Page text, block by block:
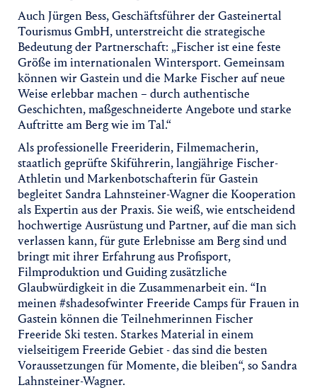
Auch Jürgen Bess, Geschäftsführer der Gasteinertal
Tourismus GmbH, unterstreicht die strategische
Bedeutung der Partnerschaft: „Fischer ist eine feste
Größe im internationalen Wintersport. Gemeinsam
können wir Gastein und die Marke Fischer auf neue
Weise erlebbar machen – durch authentische
Geschichten, maßgeschneiderte Angebote und starke
Auftritte am Berg wie im Tal.“
Als professionelle Freeriderin, Filmemacherin,
staatlich geprüfte Skiführerin, langjährige Fischer-
Athletin und Markenbotschafterin für Gastein
begleitet Sandra Lahnsteiner-Wagner die Kooperation
als Expertin aus der Praxis. Sie weiß, wie entscheidend
hochwertige Ausrüstung und Partner, auf die man sich
verlassen kann, für gute Erlebnisse am Berg sind und
bringt mit ihrer Erfahrung aus Profisport,
Filmproduktion und Guiding zusätzliche
Glaubwürdigkeit in die Zusammenarbeit ein. “In
meinen #shadesofwinter Freeride Camps für Frauen in
Gastein können die Teilnehmerinnen Fischer
Freeride Ski testen. Starkes Material in einem
vielseitigem Freeride Gebiet - das sind die besten
Voraussetzungen für Momente, die bleiben“, so Sandra
Lahnsteiner-Wagner.